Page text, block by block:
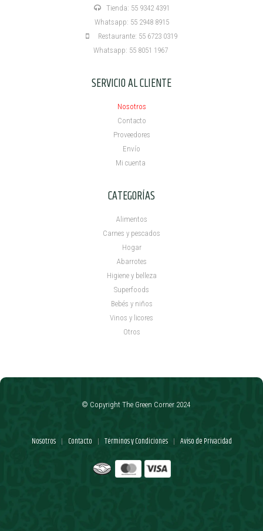
Tienda: 55 9342 4391
Whatsapp: 55 2948 8915
Restaurante: 55 6723 0319
Whatsapp: 55 8051 1967
SERVICIO AL CLIENTE
Nosotros
Contacto
Proveedores
Envío
Mi cuenta ​
CATEGORÍAS
Alimentos
Carnes y pescados
Hogar
Abarrotes
Higiene y belleza
Superfoods
Bebés y niños
Vinos y licores
Otros
Nosotros | Contacto | Términos y Condiciones | Aviso de Privacidad
© Copyright The Green Corner 2024